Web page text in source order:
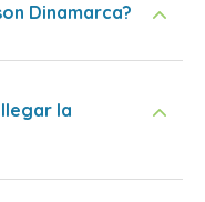
Dinamarca?
la